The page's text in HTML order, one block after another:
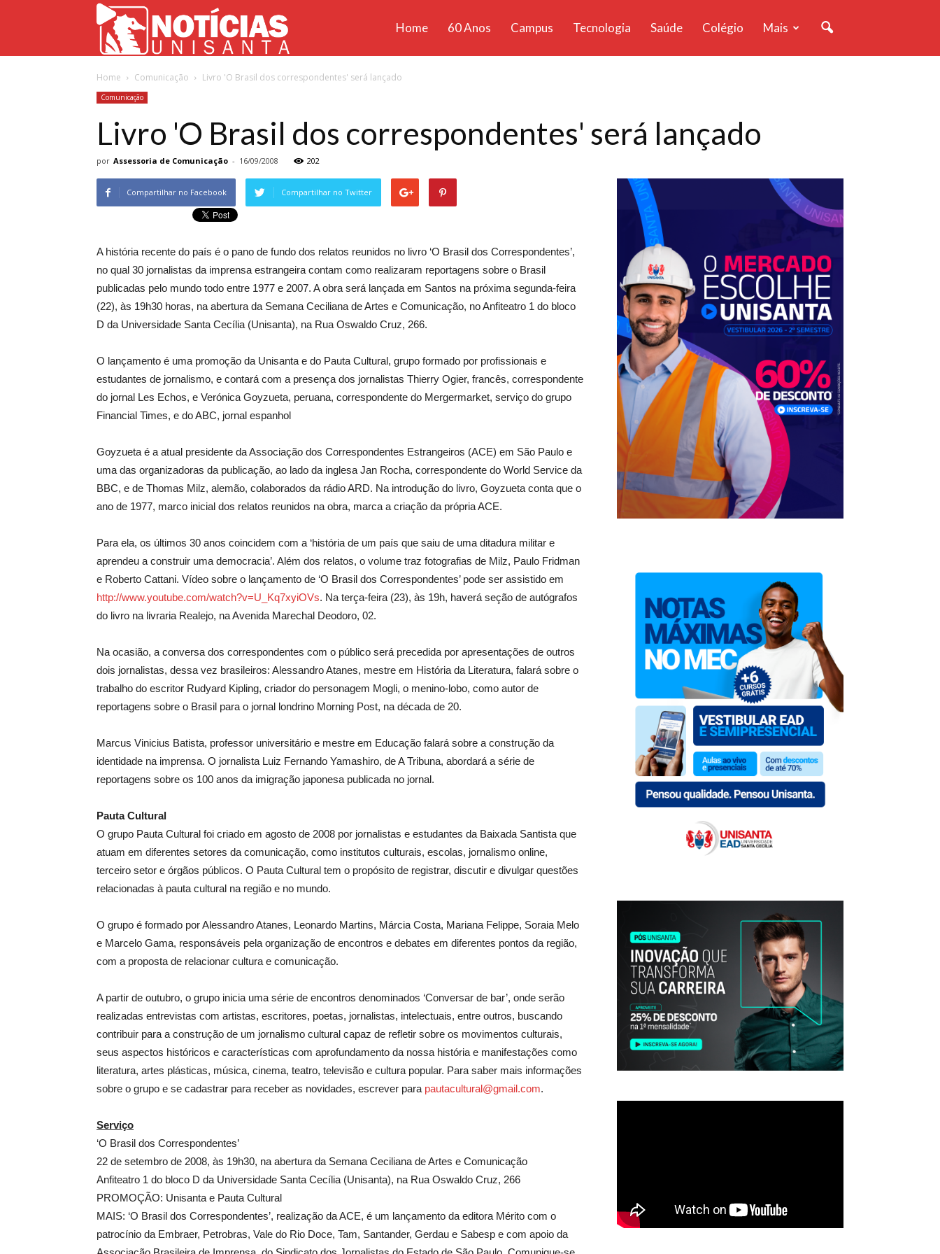
Unisanta
Home 60 Anos Campus Tecnologia Saúde Colégio Mais
Home Comunicação Livro 'O Brasil dos correspondentes' será lançado
Comunicação
Livro 'O Brasil dos correspondentes' será lançado
por Assessoria de Comunicação - 16/09/2008 202
Compartilhar no Facebook Compartilhar no Twitter
A história recente do país é o pano de fundo dos relatos reunidos no livro ‘O Brasil dos Correspondentes’,
no qual 30 jornalistas da imprensa estrangeira contam como realizaram reportagens sobre o Brasil
publicadas pelo mundo todo entre 1977 e 2007. A obra será lançada em Santos na próxima segunda-feira
(22), às 19h30 horas, na abertura da Semana Ceciliana de Artes e Comunicação, no Anfiteatro 1 do bloco
D da Universidade Santa Cecília (Unisanta), na Rua Oswaldo Cruz, 266.
O lançamento é uma promoção da Unisanta e do Pauta Cultural, grupo formado por profissionais e
estudantes de jornalismo, e contará com a presença dos jornalistas Thierry Ogier, francês, correspondente
do jornal Les Echos, e Verónica Goyzueta, peruana, correspondente do Mergermarket, serviço do grupo
Financial Times, e do ABC, jornal espanhol
Goyzueta é a atual presidente da Associação dos Correspondentes Estrangeiros (ACE) em São Paulo e
uma das organizadoras da publicação, ao lado da inglesa Jan Rocha, correspondente do World Service da
BBC, e de Thomas Milz, alemão, colaborados da rádio ARD. Na introdução do livro, Goyzueta conta que o
ano de 1977, marco inicial dos relatos reunidos na obra, marca a criação da própria ACE.
Para ela, os últimos 30 anos coincidem com a ‘história de um país que saiu de uma ditadura militar e
aprendeu a construir uma democracia’. Além dos relatos, o volume traz fotografias de Milz, Paulo Fridman
e Roberto Cattani. Vídeo sobre o lançamento de ‘O Brasil dos Correspondentes’ pode ser assistido em
http://www.youtube.com/watch?v=U_Kq7xyiOVs. Na terça-feira (23), às 19h, haverá seção de autógrafos
do livro na livraria Realejo, na Avenida Marechal Deodoro, 02.
Na ocasião, a conversa dos correspondentes com o público será precedida por apresentações de outros
dois jornalistas, dessa vez brasileiros: Alessandro Atanes, mestre em História da Literatura, falará sobre o
trabalho do escritor Rudyard Kipling, criador do personagem Mogli, o menino-lobo, como autor de
reportagens sobre o Brasil para o jornal londrino Morning Post, na década de 20.
Marcus Vinicius Batista, professor universitário e mestre em Educação falará sobre a construção da
identidade na imprensa. O jornalista Luiz Fernando Yamashiro, de A Tribuna, abordará a série de
reportagens sobre os 100 anos da imigração japonesa publicada no jornal.
Pauta Cultural
O grupo Pauta Cultural foi criado em agosto de 2008 por jornalistas e estudantes da Baixada Santista que
atuam em diferentes setores da comunicação, como institutos culturais, escolas, jornalismo online,
terceiro setor e órgãos públicos. O Pauta Cultural tem o propósito de registrar, discutir e divulgar questões
relacionadas à pauta cultural na região e no mundo.
O grupo é formado por Alessandro Atanes, Leonardo Martins, Márcia Costa, Mariana Felippe, Soraia Melo
e Marcelo Gama, responsáveis pela organização de encontros e debates em diferentes pontos da região,
com a proposta de relacionar cultura e comunicação.
A partir de outubro, o grupo inicia uma série de encontros denominados ‘Conversar de bar’, onde serão
realizadas entrevistas com artistas, escritores, poetas, jornalistas, intelectuais, entre outros, buscando
contribuir para a construção de um jornalismo cultural capaz de refletir sobre os movimentos culturais,
seus aspectos históricos e características com aprofundamento da nossa história e manifestações como
literatura, artes plásticas, música, cinema, teatro, televisão e cultura popular. Para saber mais informações
sobre o grupo e se cadastrar para receber as novidades, escrever para pautacultural@gmail.com.
Serviço
‘O Brasil dos Correspondentes’
22 de setembro de 2008, às 19h30, na abertura da Semana Ceciliana de Artes e Comunicação
Anfiteatro 1 do bloco D da Universidade Santa Cecília (Unisanta), na Rua Oswaldo Cruz, 266
PROMOÇÃO: Unisanta e Pauta Cultural
MAIS: ‘O Brasil dos Correspondentes’, realização da ACE, é um lançamento da editora Mérito com o
patrocínio da Embraer, Petrobras, Vale do Rio Doce, Tam, Santander, Gerdau e Sabesp e com apoio da